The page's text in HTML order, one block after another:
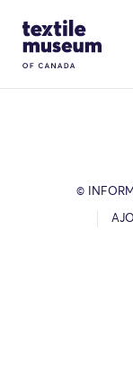
Site Logo
©